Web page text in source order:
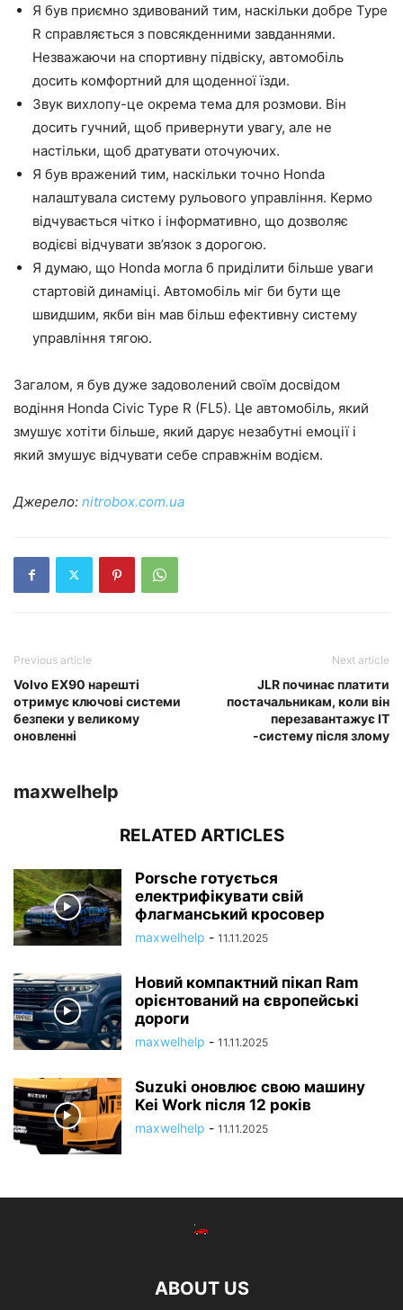
Я був приємно здивований тим, наскільки добре Type
R справляється з повсякденними завданнями.
Незважаючи на спортивну підвіску, автомобіль
досить комфортний для щоденної їзди.
Звук вихлопу-це окрема тема для розмови. Він
досить гучний, щоб привернути увагу, але не
настільки, щоб дратувати оточуючих.
Я був вражений тим, наскільки точно Honda
налаштувала систему рульового управління. Кермо
відчувається чітко і інформативно, що дозволяє
водієві відчувати зв’язок з дорогою.
Я думаю, що Honda могла б приділити більше уваги
стартовій динаміці. Автомобіль міг би бути ще
швидшим, якби він мав більш ефективну систему
управління тягою.
Загалом, я був дуже задоволений своїм досвідом
водіння Honda Civic Type R (FL5). Це автомобіль, який
змушує хотіти більше, який дарує незабутні емоції і
який змушує відчувати себе справжнім водієм.
Джерело: nitrobox.com.ua
Previous article
Volvo EX90 нарешті
отримує ключові системи
безпеки у великому
оновленні
Next article
JLR починає платити
постачальникам, коли він
перезавантажує ІТ
-систему після злому
maxwelhelp
RELATED ARTICLES
Porsche готується
електрифікувати свій
флагманський кросовер
maxwelhelp - 11.11.2025
Новий компактний пікап Ram
орієнтований на європейські
дороги
maxwelhelp - 11.11.2025
Suzuki оновлює свою машину
Kei Work після 12 років
maxwelhelp - 11.11.2025
ABOUT US